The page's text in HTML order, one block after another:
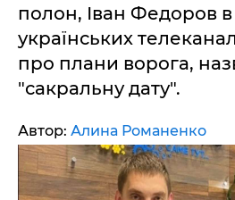
полон, Іван Федоров в
українських
про плани ворога,
"сакральну дату".
Автор: Алина Романенко